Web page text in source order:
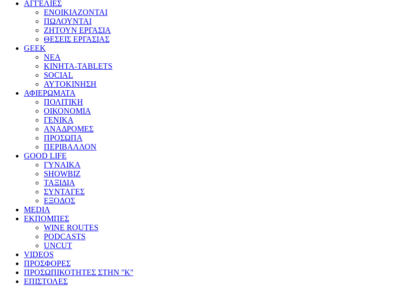
ΑΓΓΕΛΙΕΣ
ΕΝΟΙΚΙΑΖΟΝΤΑΙ
ΠΩΛΟΥΝΤΑΙ
ΖΗΤΟΥΝ ΕΡΓΑΣΙΑ
ΘΕΣΕΙΣ ΕΡΓΑΣΙΑΣ
GEEK
ΝΕΑ
ΚΙΝΗΤΑ-TABLETS
SOCIAL
ΑΥΤΟΚΙΝΗΣΗ
ΑΦΙΕΡΩΜΑΤΑ
ΠΟΛΙΤΙΚΗ
ΟΙΚΟΝΟΜΙΑ
ΓΕΝΙΚΑ
ΑΝΑΔΡΟΜΕΣ
ΠΡΟΣΩΠΑ
ΠΕΡΙΒΑΛΛΟΝ
GOOD LIFE
ΓΥΝΑΙΚΑ
SHOWBIZ
ΤΑΞΙΔΙΑ
ΣΥΝΤΑΓΕΣ
ΕΞΟΔΟΣ
MEDIA
ΕΚΠΟΜΠΕΣ
WINE ROUTES
PODCASTS
UNCUT
VIDEOS
ΠΡΟΣΦΟΡΕΣ
ΠΡΟΣΩΠΙΚΟΤΗΤΕΣ ΣΤΗΝ ''Κ''
ΕΠΙΣΤΟΛΕΣ